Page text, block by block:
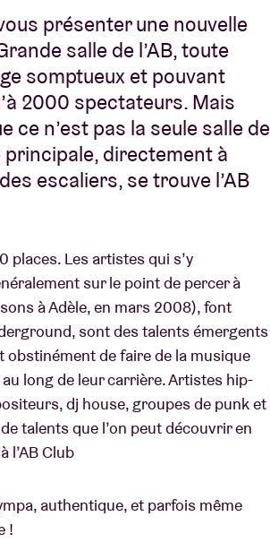
présenter une nouvelle
salle de l’AB, toute
somptueux et pouvant
2000 spectateurs. Mais
ce n’est pas la seule salle de
principale, directement à
escaliers, se trouve l’AB
places. Les artistes qui s’y
sur le point de percer à
à Adèle, en mars 2008), font
sont des talents émergents
de faire de la musique
long de leur carrière. Artistes hip-
dj house, groupes de punk et
talents que l’on peut découvrir en
l’AB Club
authentique, et parfois même
!